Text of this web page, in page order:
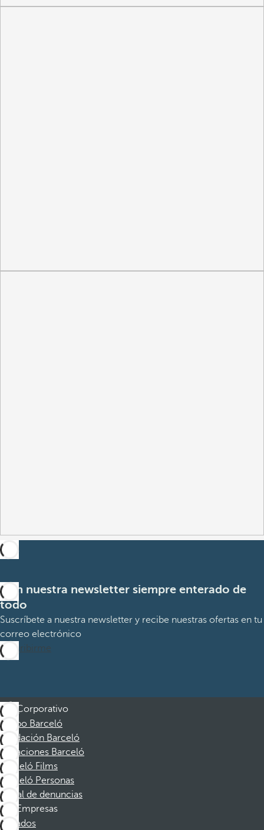
Con nuestra newsletter siempre enterado de
todo
Suscríbete a nuestra newsletter y recibe nuestras ofertas en tu
correo electrónico
Suscribirme
Corporativo
Grupo Barceló
Fundación Barceló
Vacaciones Barceló
Barceló Films
Barceló Personas
Canal de denuncias
Empresas
Afiliados